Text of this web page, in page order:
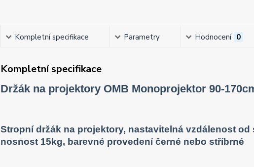
Kompletní specifikace Parametry Hodnocení 0
Kompletní specifikace
Držák na projektory OMB Monoprojektor 90-
Stropní držák na projektory, nastavitelná vzdálenost
nosnost 15kg, barevné provedení černé nebo stříbrné